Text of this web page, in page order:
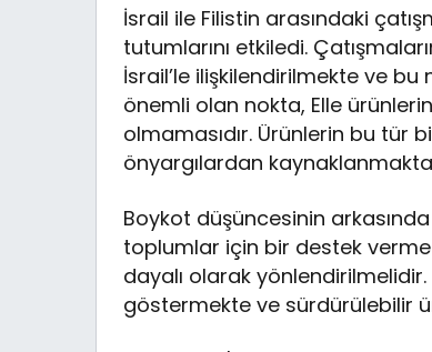
İsrail ile Filistin arasındaki
tutumlarını etkiledi.
İsrail’le ilişkilendirilmekte ve
önemli olan nokta, Elle
olmamasıdır. Ürünlerin bu tür
önyargılardan
Boykot düşüncesinin
toplumlar için bir destek
dayalı olarak yönlendirilmelidir.
göstermekte ve sürdürülebilir